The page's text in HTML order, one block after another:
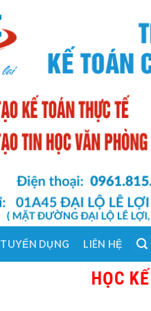
TUYỂN DỤNG LIÊN HỆ
HỌC KẾ TOÁN